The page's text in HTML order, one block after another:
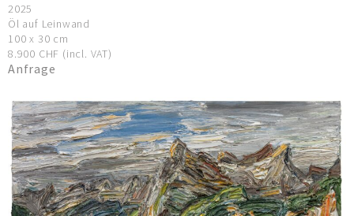
2025
Öl auf Leinwand
100 x 30 cm
8.900 CHF (incl. VAT)
Anfrage